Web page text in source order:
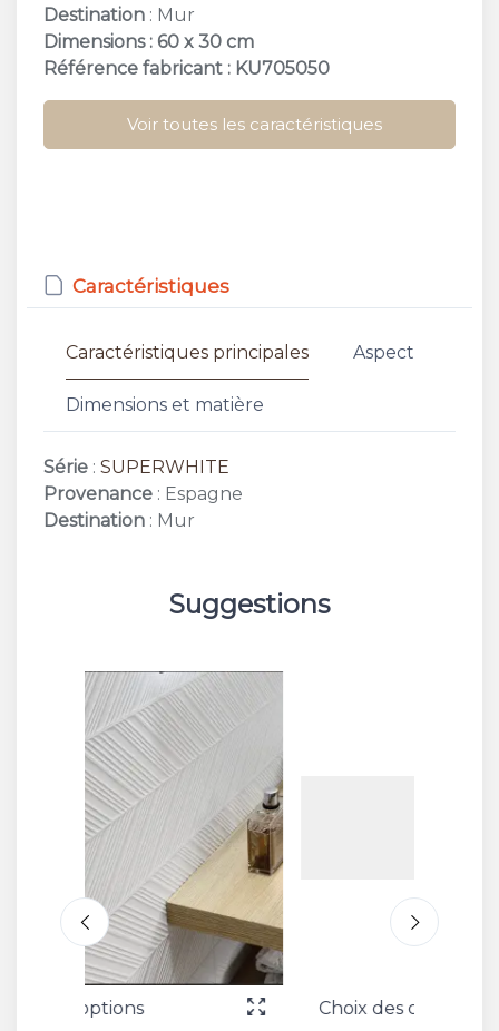
Destination : Mur
Dimensions : 60 x 30 cm
Référence fabricant : KU705050
Voir toutes les caractéristiques
Caractéristiques
Caractéristiques principales Aspect
Dimensions et matière
Série : SUPERWHITE
Provenance : Espagne
Destination : Mur
Suggestions
Choix des options